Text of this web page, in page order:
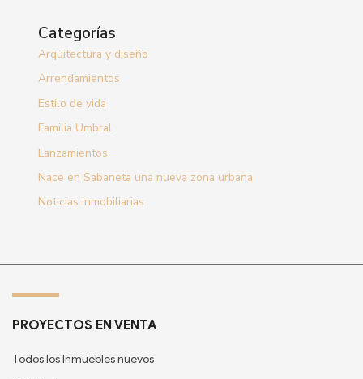
Categorías
Arquitectura y diseño
Arrendamientos
Estilo de vida
Familia Umbral
Lanzamientos
Nace en Sabaneta una nueva zona urbana
Noticias inmobiliarias
PROYECTOS EN VENTA
Todos los Inmuebles nuevos